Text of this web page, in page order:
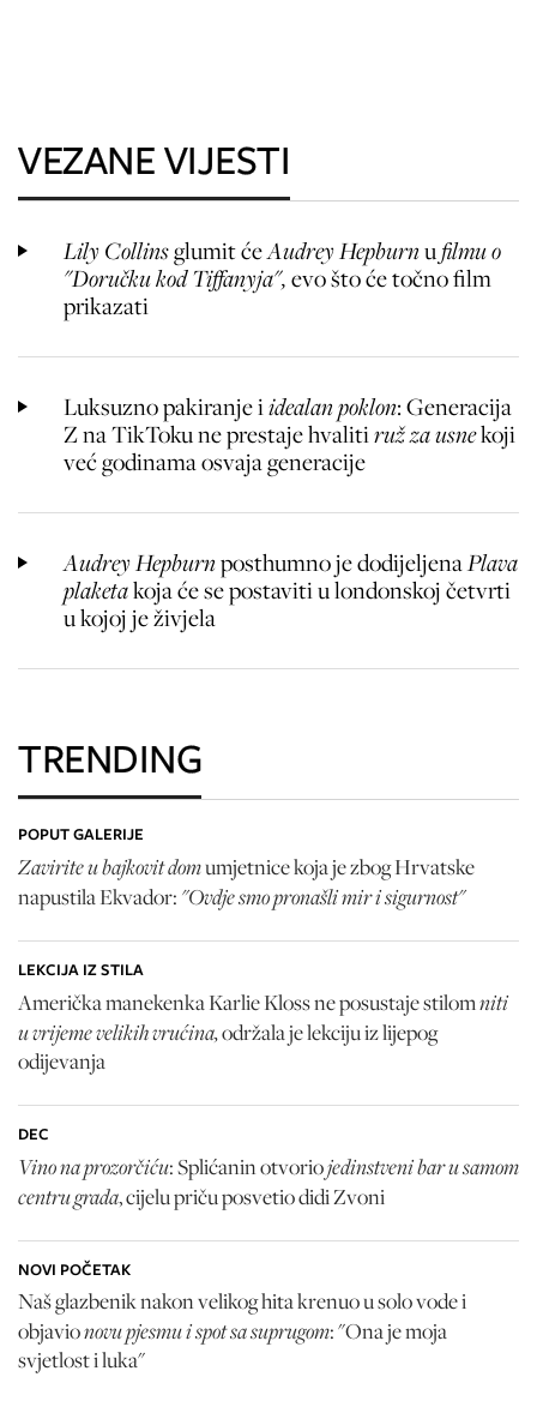
VEZANE VIJESTI
Lily Collinsglumit ćeAudrey Hepburnufilmu o
"Doručku kod Tiffanyja",evo što će točno film
prikazati
Luksuzno pakiranje iidealan poklon: Generacija
Z na TikToku ne prestaje hvalitiruž za usnekoji
već godinama osvaja generacije
Audrey Hepburnposthumno je dodijeljenaPlava
plaketakoja će se postaviti u londonskoj četvrti
u kojoj je živjela
TRENDING
POPUT GALERIJE
Zavirite u bajkovit domumjetnice koja je zbog Hrvatske
napustila Ekvador: "Ovdje smo pronašli mir i sigurnost"
LEKCIJA IZ STILA
Američka manekenka Karlie Kloss ne posustaje stilomniti
u vrijeme velikih vrućina,održala je lekciju iz lijepog
odijevanja
DEC
Vino na prozorčiću: Splićanin otvoriojedinstveni bar u samom
centru grada, cijelu priču posvetio didi Zvoni
NOVI POČETAK
Naš glazbenik nakon velikog hita krenuo u solo vode i
objavionovu pjesmu i spot sa suprugom: "Ona je moja
svjetlost i luka"